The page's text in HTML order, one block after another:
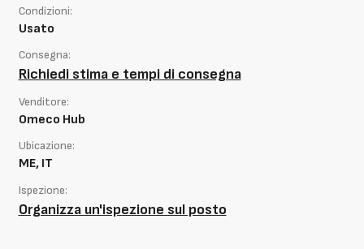
Condizioni:
Usato
Consegna:
Richiedi stima e tempi di consegna
Venditore:
Omeco Hub
Ubicazione:
ME, IT
Ispezione:
Organizza un'ispezione sul posto